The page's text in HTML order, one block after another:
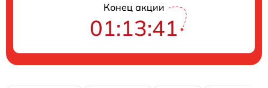
Конец акции
01:13:40